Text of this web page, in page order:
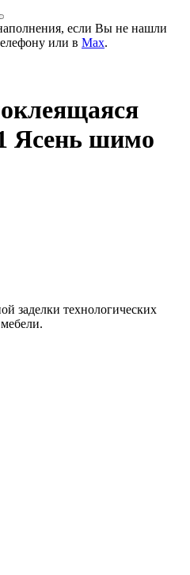
если Вы не нашли
или в Мах.
Ясень шимо
заделки технологических